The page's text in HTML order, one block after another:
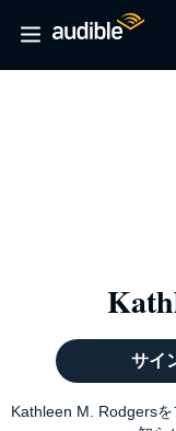
サイ
Kathleen M. Rodgers